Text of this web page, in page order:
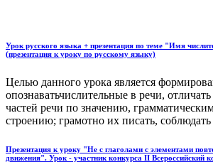
Урок русского языка + презентация по теме "Имя
(презентация к уроку по русскому языку)
Целью данного урока является
опознаватьчислительные в речи,
частей речи по значению,
строению; грамотно их писать, соблюдать
Презентация к уроку "Не с глаголами с элементами
движения". Урок - участник конкурса II Всероссийский